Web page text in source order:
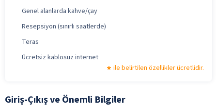
Genel alanlarda kahve/çay
Resepsiyon (sınırlı saatlerde)
Teras
Ücretsiz kablosuz internet
ile belirtilen özellikler ücretlidir.
Giriş-Çıkış ve Önemli Bilgiler